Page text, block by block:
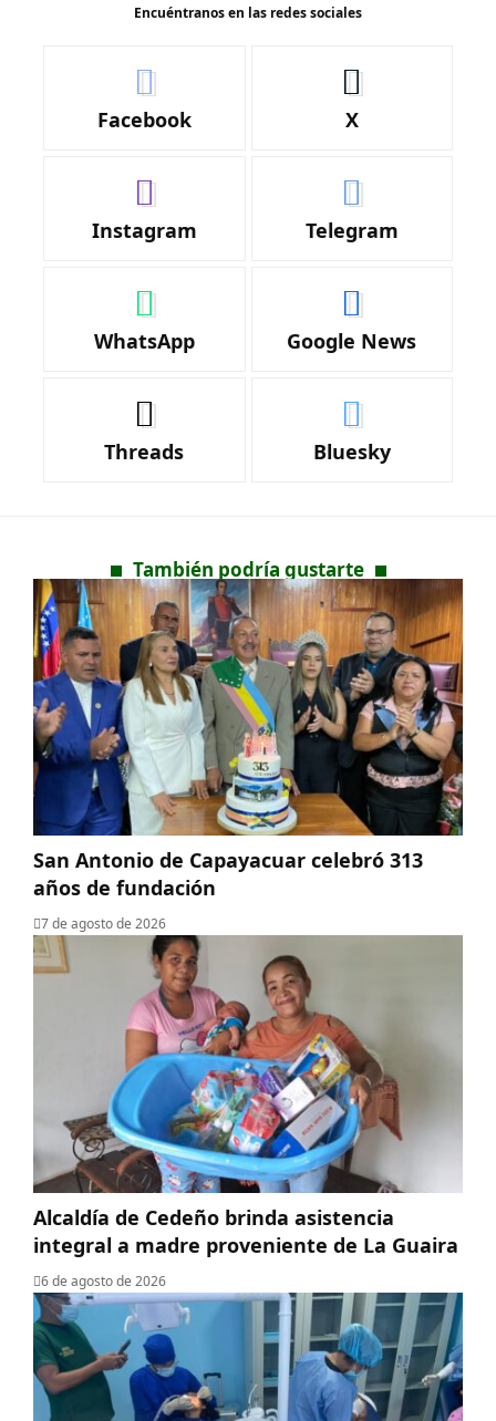
Encuéntranos en las redes sociales
Facebook X
Instagram Telegram
WhatsApp Google News
Threads Bluesky
También podría gustarte
San Antonio de Capayacuar celebró 313
años de fundación
7 de agosto de 2026
Alcaldía de Cedeño brinda asistencia
integral a madre proveniente de La Guaira
6 de agosto de 2026